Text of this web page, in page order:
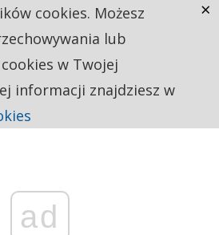
ad
cookies. Możesz
lub
w Twojej
informacji znajdziesz w
×